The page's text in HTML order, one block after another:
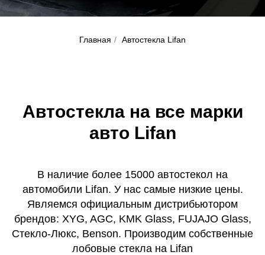
Главная / Автостекла Lifan
Автостекла на все марки
авто Lifan
В наличие более 15000 автостекол на
автомобили Lifan. У нас самые низкие цены.
Являемся официальным дистрибьютором
брендов: XYG, AGC, KMK Glass, FUJAJO Glass,
Стекло-Люкс, Benson. Производим собственные
лобовые стекла на Lifan